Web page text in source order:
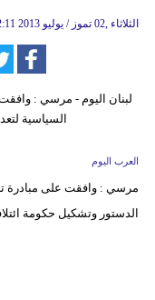
22:11 2013 الثلاثاء ,02 تموز / يوليو
العرب اليوم
مرسي : وافقت على مبادرة
الدستور وتشكيل حكومة